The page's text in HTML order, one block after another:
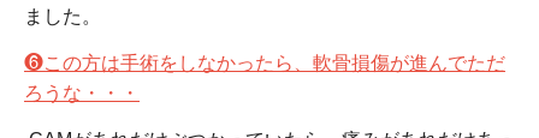
ました。
❻この方は手術をしなかったら、軟骨損傷が進んでただ
ろうな・・・